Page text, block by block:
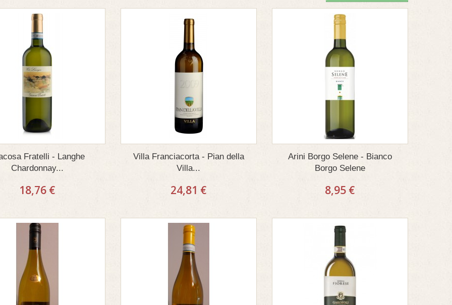
Fratelli - Langhe
Chardonnay...
18,76 €
Villa Franciacorta - Pian della
Villa...
24,81 €
Arini Borgo Selene - Bianco
Borgo Selene
8,95 €